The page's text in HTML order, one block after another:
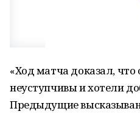
«Ход матча доказал,
неуступчивы и хотели
Предыдущие